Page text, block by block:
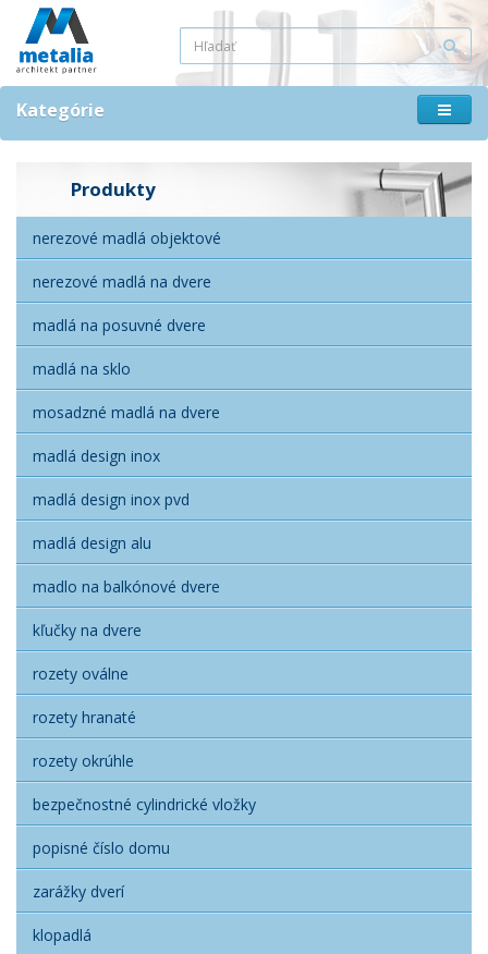
Kategórie
Produkty
nerezové madlá objektové
nerezové madlá na dvere
madlá na posuvné dvere
madlá na sklo
mosadzné madlá na dvere
madlá design inox
madlá design inox pvd
madlá design alu
madlo na balkónové dvere
kľučky na dvere
rozety oválne
rozety hranaté
rozety okrúhle
bezpečnostné cylindrické vložky
popisné číslo domu
zarážky dverí
klopadlá